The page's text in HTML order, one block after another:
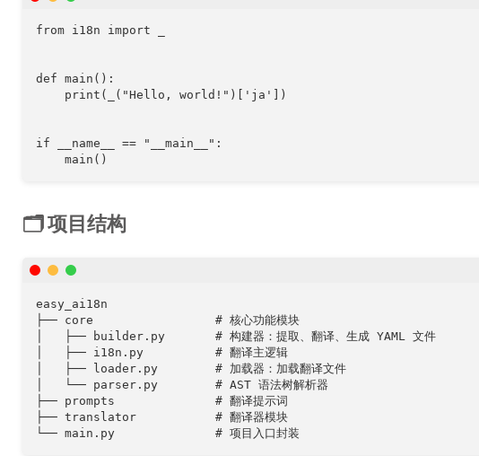
from i18n import _
def main():
    print(_("Hello, world!")['ja'])
if __name__ == "__main__":
    main()
🗂️ 项目结构
easy_ai18n
├── core                 # 核心功能模块
│   ├── builder.py       # 构建器：提取、翻译、生成 YAML 文件
│   ├── i18n.py          # 翻译主逻辑
│   ├── loader.py        # 加载器：加载翻译文件
│   └── parser.py        # AST 语法树解析器
├── prompts              # 翻译提示词
├── translator           # 翻译器模块
└── main.py              # 项目入口封装